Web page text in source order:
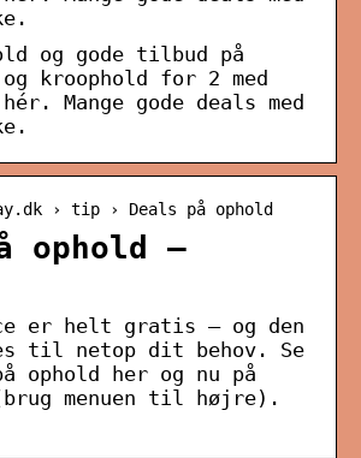
og gode tilbud på
kroophold for 2 med
Mange gode deals med
› tip › Deals på ophold
ophold –
er helt gratis – og den
til netop dit behov. Se
ophold her og nu på
menuen til højre).